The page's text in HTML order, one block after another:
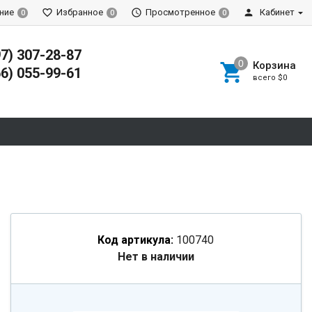
0 Избранное 0 Просмотренное 0 Кабинет
307-28-87
055-99-61
Корзина
всего $0
Код артикула: 100740
Нет в наличии